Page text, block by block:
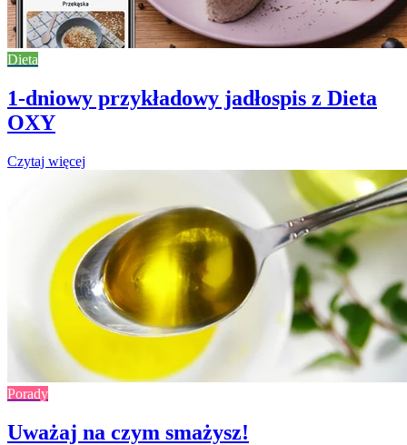
Dieta
1-dniowy przykładowy jadłospis z Dieta
OXY
Czytaj więcej
Porady
Uważaj na czym smażysz!